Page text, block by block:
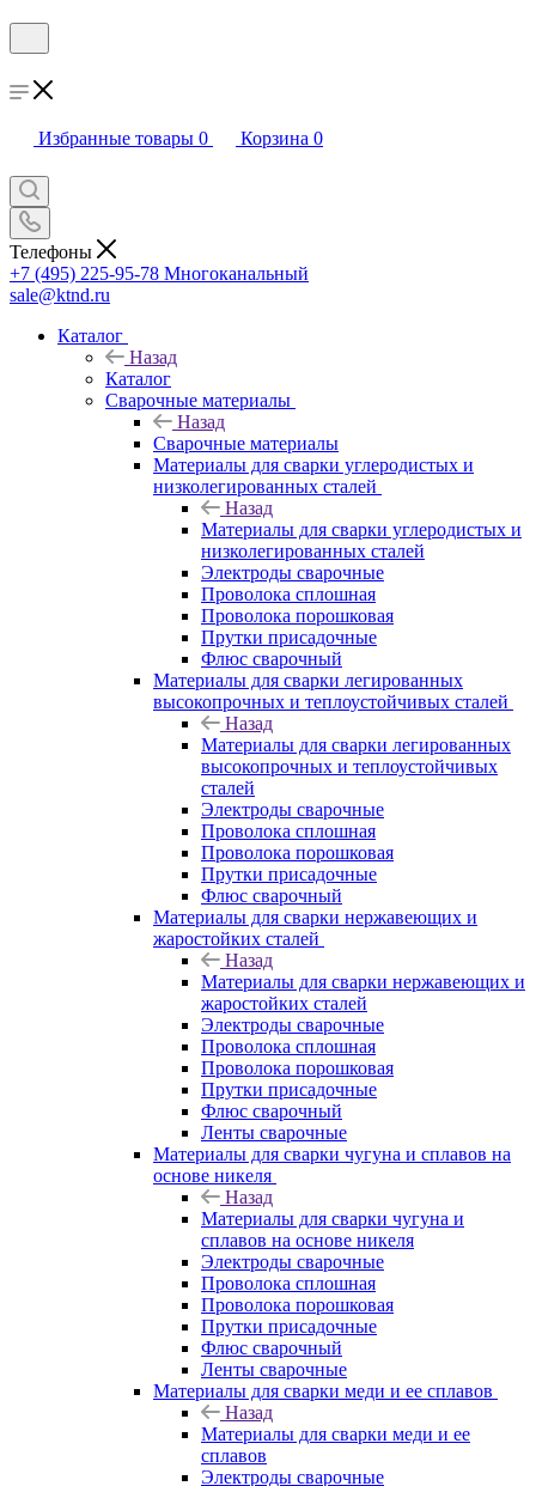
Избранные товары 0 Корзина 0
Телефоны
+7 (495) 225-95-78 Многоканальный
sale@ktnd.ru
Каталог
Назад
Каталог
Сварочные материалы
Назад
Сварочные материалы
Материалы для сварки углеродистых и
низколегированных сталей
Назад
Материалы для сварки углеродистых и
низколегированных сталей
Электроды сварочные
Проволока сплошная
Проволока порошковая
Прутки присадочные
Флюс сварочный
Материалы для сварки легированных
высокопрочных и теплоустойчивых сталей
Назад
Материалы для сварки легированных
высокопрочных и теплоустойчивых
сталей
Электроды сварочные
Проволока сплошная
Проволока порошковая
Прутки присадочные
Флюс сварочный
Материалы для сварки нержавеющих и
жаростойких сталей
Назад
Материалы для сварки нержавеющих и
жаростойких сталей
Электроды сварочные
Проволока сплошная
Проволока порошковая
Прутки присадочные
Флюс сварочный
Ленты сварочные
Материалы для сварки чугуна и сплавов на
основе никеля
Назад
Материалы для сварки чугуна и
сплавов на основе никеля
Электроды сварочные
Проволока сплошная
Проволока порошковая
Прутки присадочные
Флюс сварочный
Ленты сварочные
Материалы для сварки меди и ее сплавов
Назад
Материалы для сварки меди и ее
сплавов
Электроды сварочные